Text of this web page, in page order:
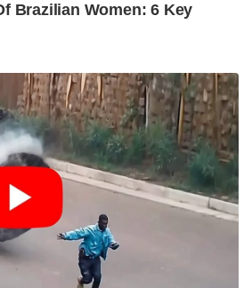
Brazilian Women: 6 Key